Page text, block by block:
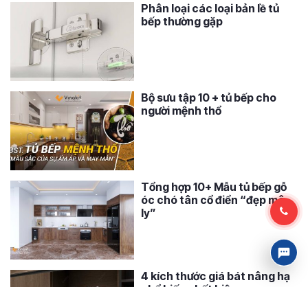
Phân loại các loại bản lề tủ
bếp thường gặp
Bộ sưu tập 10 + tủ bếp cho
người mệnh thổ
Tổng hợp 10+ Mẫu tủ bếp gỗ
óc chó tân cổ điển “đẹp mê
ly”
4 kích thước giá bát nâng hạ